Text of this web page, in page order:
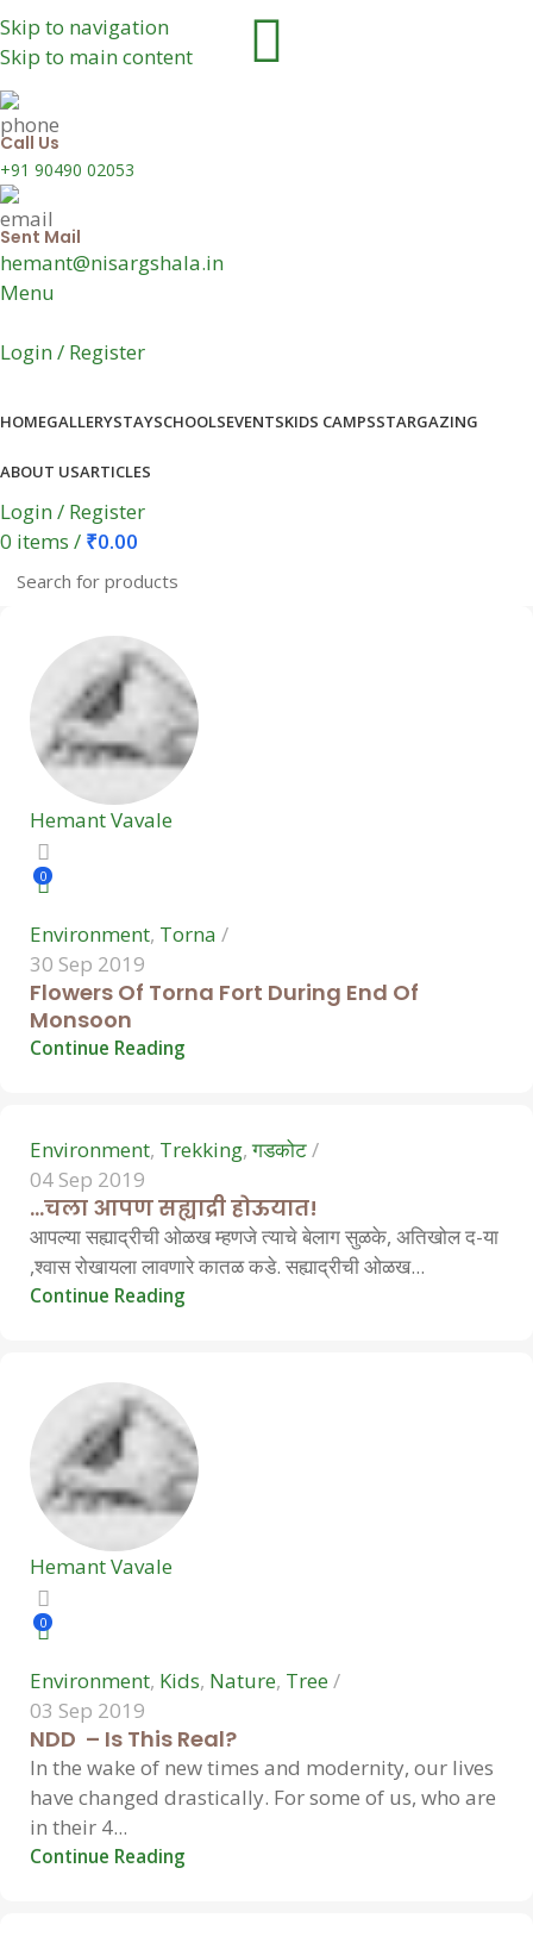
Skip to navigation
Skip to main content
Call Us
+91 90490 02053
Sent Mail
hemant@nisargshala.in
Menu
Login / Register
HOMEGALLERYSTAYSCHOOLSEVENTSKIDS CAMPSSTARGAZING
ABOUT USARTICLES
Login / Register
0 items / ₹0.00
Hemant Vavale
0
Environment, Torna
30 Sep 2019
Flowers Of Torna Fort During End Of
Monsoon
Continue Reading
Hemant Vavale
Environment, Trekking,गडकोट
04 Sep 2019
…चला आपण सह्याद्री होऊयात!
आपल्या सह्याद्रीची ओळख म्हणजे त्याचे बेलाग सुळके, अतिखोल द-या
,श्वास रोखायला लावणारे कातळ कडे. सह्याद्रीची ओळख...
Continue Reading
Hemant Vavale
0
Environment, Kids, Nature, Tree
03 Sep 2019
NDD – Is This Real?
In the wake of new times and modernity, our lives
have changed drastically. For some of us, who are
in their 4...
Continue Reading
Hemant Vavale